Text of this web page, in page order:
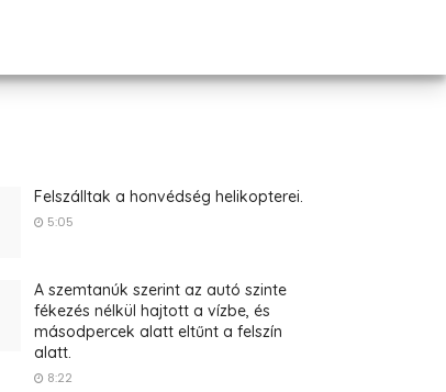
Felszálltak a honvédség helikopterei.
5:05
A szemtanúk szerint az autó szinte
fékezés nélkül hajtott a vízbe, és
másodpercek alatt eltűnt a felszín
alatt.
8:22